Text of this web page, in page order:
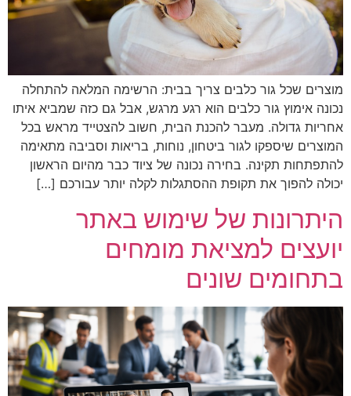
מוצרים שכל גור כלבים צריך בבית: הרשימה המלאה להתחלה
נכונה אימוץ גור כלבים הוא רגע מרגש, אבל גם כזה שמביא איתו
אחריות גדולה. מעבר להכנת הבית, חשוב להצטייד מראש בכל
המוצרים שיספקו לגור ביטחון, נוחות, בריאות וסביבה מתאימה
להתפתחות תקינה. בחירה נכונה של ציוד כבר מהיום הראשון
יכולה להפוך את תקופת ההסתגלות לקלה יותר עבורכם […]
היתרונות של שימוש באתר
יועצים למציאת מומחים
בתחומים שונים